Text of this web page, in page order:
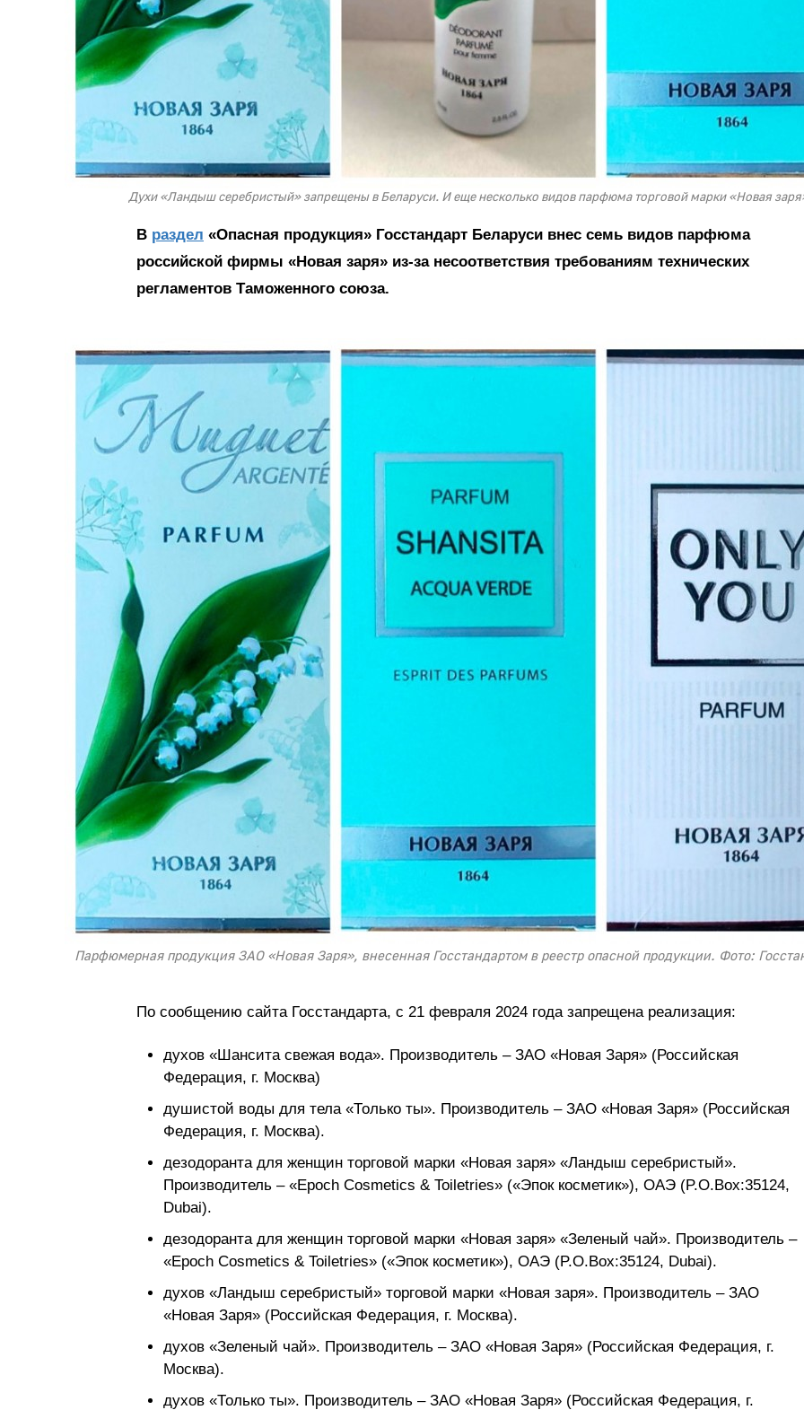
Духи «Ландыш серебристый» запрещены в Беларуси. И еще несколько видов парфюма торговой марки «Новая
В раздел «Опасная продукция» Госстандарт Беларуси внес семь видов парфюма
российской фирмы «Новая заря» из-за несоответствия требованиям технических
регламентов Таможенного союза.
Парфюмерная продукция ЗАО «Новая Заря», внесенная Госстандартом в реестр опасной продукции. Фото:
По сообщению сайта Госстандарта, с 21 февраля 2024 года запрещена реализация:
духов «Шансита свежая вода». Производитель – ЗАО «Новая Заря» (Российская
Федерация, г. Москва)
душистой воды для тела «Только ты». Производитель – ЗАО «Новая Заря» (Российская
Федерация, г. Москва).
дезодоранта для женщин торговой марки «Новая заря» «Ландыш серебристый».
Производитель – «Epoch Cosmetics & Toiletries» («Эпок косметик»), ОАЭ (P.O.Box:35124,
Dubai).
дезодоранта для женщин торговой марки «Новая заря» «Зеленый чай». Производитель –
«Epoch Cosmetics & Toiletries» («Эпок косметик»), ОАЭ (P.O.Box:35124, Dubai).
духов «Ландыш серебристый» торговой марки «Новая заря». Производитель – ЗАО
«Новая Заря» (Российская Федерация, г. Москва).
духов «Зеленый чай». Производитель – ЗАО «Новая Заря» (Российская Федерация, г.
Москва).
духов «Только ты». Производитель – ЗАО «Новая Заря» (Российская Федерация, г.